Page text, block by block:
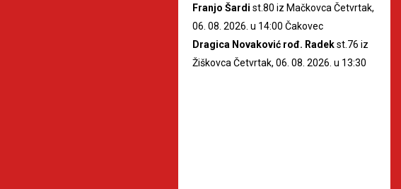
Franjo Šardi st.80 iz Mačkovca Četvrtak,
06. 08. 2026. u 14:00 Čakovec
Dragica Novaković rođ. Radekst.76 iz
Žiškovca Četvrtak, 06. 08. 2026. u 13:30